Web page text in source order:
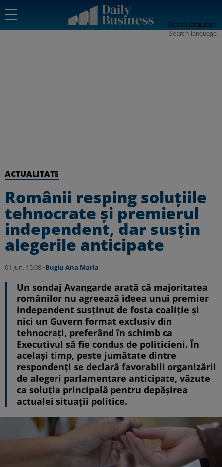
Search language
ACTUALITATE
Românii resping soluțiile
tehnocrate și premierul
independent, dar susțin
alegerile anticipate
01 Jun, 15:08 •Bugiu ⁠Ana Maria
Un sondaj Avangarde arată că majoritatea
românilor nu agreează ideea unui premier
independent susținut de fosta coaliție și
nici un Guvern format exclusiv din
tehnocrați, preferând în schimb ca
Executivul să fie condus de politicieni. În
același timp, peste jumătate dintre
respondenți se declară favorabili organizării
de alegeri parlamentare anticipate, văzute
ca soluția principală pentru depășirea
actualei situații politice.